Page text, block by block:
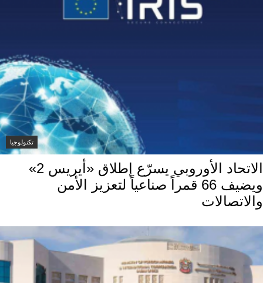
تكنولوجيا
الاتحاد الأوروبي يسرّع إطلاق «أيريس 2»
ويضيف 66 قمراً صناعياً لتعزيز الأمن
والاتصالات